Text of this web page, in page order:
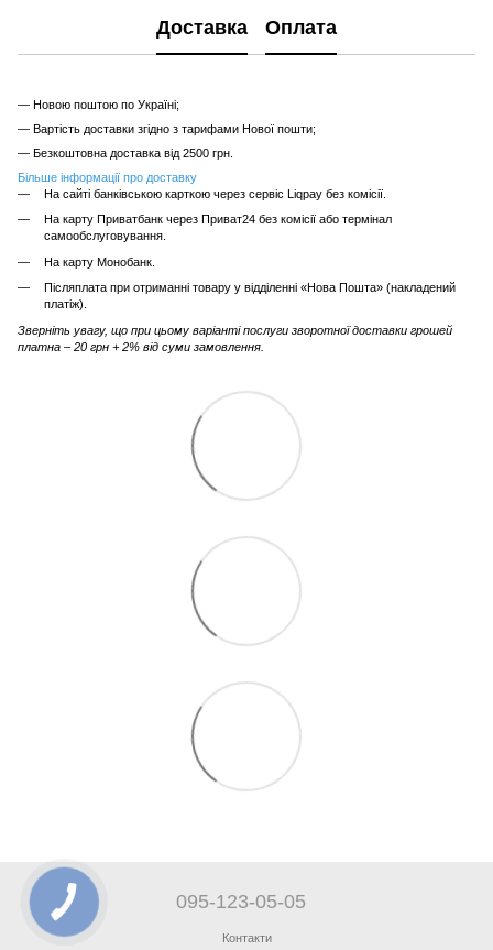
Доставка Оплата
— Новою поштою по Україні;
— Вартість доставки згідно з тарифами Нової пошти;
— Безкоштовна доставка від 2500 грн.
Більше інформації про доставку
На сайті банківською карткою через сервіс Liqpay без комісії.
На карту Приватбанк через Приват24 без комісії або термінал
самообслуговування.
На карту Монобанк.
Післяплата при отриманні товару у відділенні «Нова Пошта» (накладений
платіж).
Зверніть увагу, що при цьому варіанті послуги зворотної доставки грошей
платна – 20 грн + 2% від суми замовлення.
095-123-05-05
Контакти